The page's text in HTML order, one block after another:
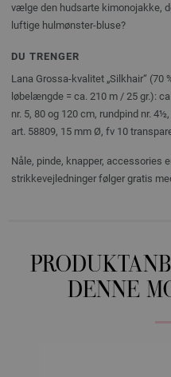
vælge den hudsarte kimonojakke,
luftige hulmønster-bluse?
DU TRENGER
Lana Grossa-kvalitet „Silkhair“ (70
løbelængde = ca. 210 m / 25 gr.):
nr. 5, 80 og 120 cm, rundpind nr.
art. 58809, 15 mm Ø, fv 10
Nåle, pinde, knapper, accessories
strikkevejledninger følger gratis
DENNE